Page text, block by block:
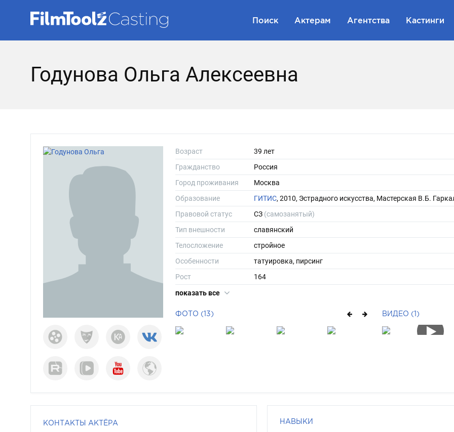
Поиск Актерам Агентства Кастинги
Годунова Ольга Алексеевна
Возраст
39 лет
Гражданство
Россия
Город проживания
Москва
Образование
ГИТИС, 2010, Эстрадного искусства, Мастерская В.Б.
Правовой статус
СЗ (самозанятый)
Тип внешности
славянский
Телосложение
стройное
Особенности
татуировка, пирсинг
Рост
164
Вес
показать все
ФОТО (13) ВИДЕО (1)
КОНТАКТЫ АКТЁРА НАВЫКИ